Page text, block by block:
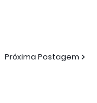
Próxima Postagem